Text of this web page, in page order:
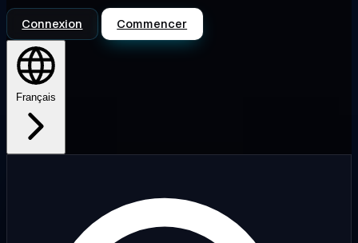
Connexion Commencer
Français